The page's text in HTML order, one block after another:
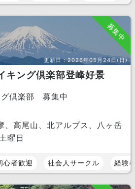
募集中
更新日：2026年05月24日(日)
キング倶楽部登峰好景
グ倶楽部 募集中
、高尾山、北アルプス、八ヶ岳
曜日
心者歓迎 社会人サークル 経験